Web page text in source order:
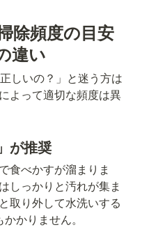
除頻度の目安
違い
しいの？」と迷う方は
よって適切な頻度は異
が推奨
食べかすが溜まりま
しっかりと汚れが集ま
取り外して水洗いする
かりません。